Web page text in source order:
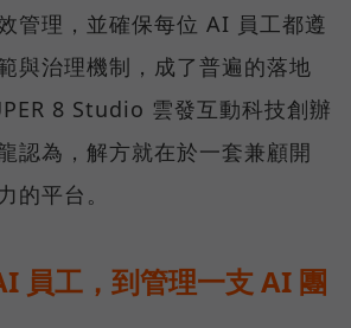
管理，並確保每位 AI 員工都遵
與治理機制，成了普遍的落地
8 Studio 雲發互動科技創辦
認為，解方就在於一套兼顧開
的平台。
員工，到管理一支 AI 團